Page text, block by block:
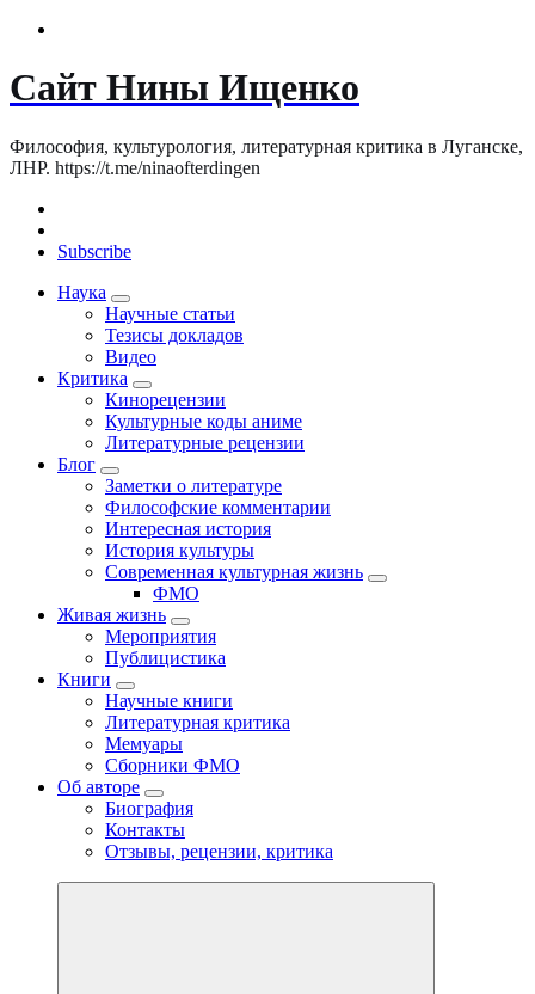
Сайт Нины Ищенко
Философия, культурология, литературная критика в Луганске,
ЛНР. https://t.me/ninaofterdingen
Subscribe
Наука
Научные статьи
Тезисы докладов
Видео
Критика
Кинорецензии
Культурные коды аниме
Литературные рецензии
Блог
Заметки о литературе
Философские комментарии
Интересная история
История культуры
Современная культурная жизнь
ФМО
Живая жизнь
Мероприятия
Публицистика
Книги
Научные книги
Литературная критика
Мемуары
Сборники ФМО
Об авторе
Биография
Контакты
Отзывы, рецензии, критика